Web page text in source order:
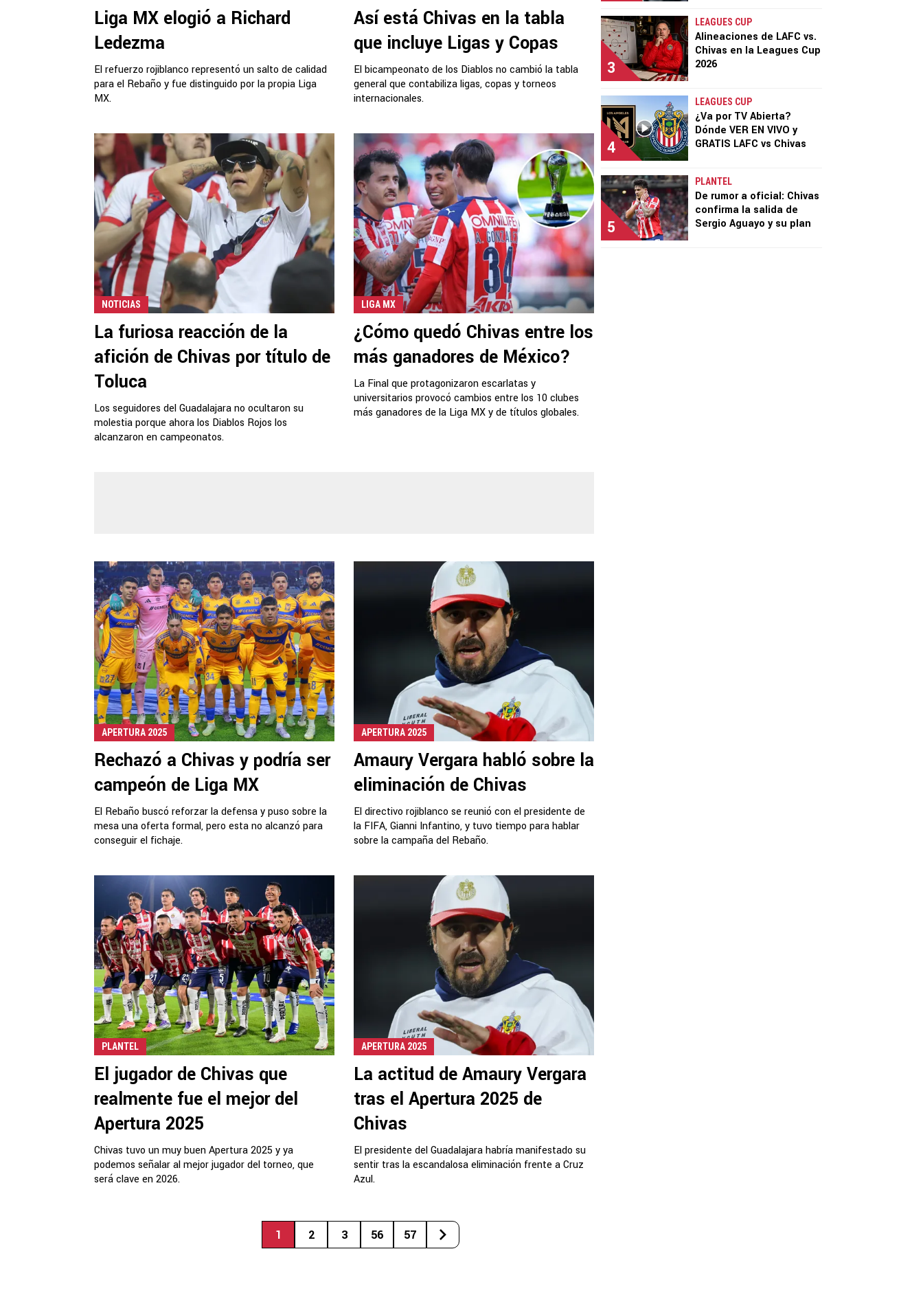
Liga MX elogió a Richard
Ledezma
El refuerzo rojiblanco representó un salto de calidad
para el Rebaño y fue distinguido por la propia Liga
MX.
Así está Chivas en la tabla
que incluye Ligas y Copas
El bicampeonato de los Diablos no cambió la tabla
general que contabiliza ligas, copas y torneos
internacionales.
NOTICIAS
La furiosa reacción de la
afición de Chivas por título de
Toluca
Los seguidores del Guadalajara no ocultaron su
molestia porque ahora los Diablos Rojos los
alcanzaron en campeonatos.
LIGA MX
¿Cómo quedó Chivas entre los
más ganadores de México?
La Final que protagonizaron escarlatas y
universitarios provocó cambios entre los 10 clubes
más ganadores de la Liga MX y de títulos globales.
APERTURA 2025
Rechazó a Chivas y podría ser
campeón de Liga MX
El Rebaño buscó reforzar la defensa y puso sobre la
mesa una oferta formal, pero esta no alcanzó para
conseguir el fichaje.
APERTURA 2025
Amaury Vergara habló sobre la
eliminación de Chivas
El directivo rojiblanco se reunió con el presidente de
la FIFA, Gianni Infantino, y tuvo tiempo para hablar
sobre la campaña del Rebaño.
PLANTEL
El jugador de Chivas que
realmente fue el mejor del
Apertura 2025
Chivas tuvo un muy buen Apertura 2025 y ya
podemos señalar al mejor jugador del torneo, que
será clave en 2026.
APERTURA 2025
La actitud de Amaury Vergara
tras el Apertura 2025 de
Chivas
El presidente del Guadalajara habría manifestado su
sentir tras la escandalosa eliminación frente a Cruz
Azul.
1 2 3 56 57
3
LEAGUES CUP
Alineaciones de LAFC vs.
Chivas en la Leagues Cup
2026
4
LEAGUES CUP
¿Va por TV Abierta?
Dónde VER EN VIVO y
GRATIS LAFC vs Chivas
5
PLANTEL
De rumor a oficial: Chivas
confirma la salida de
Sergio Aguayo y su plan